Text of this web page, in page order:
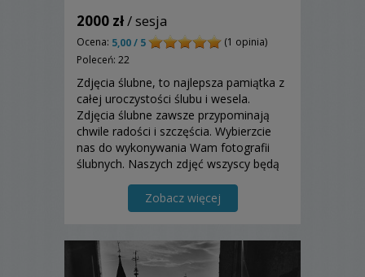
2000 zł/ sesja
Ocena: 5,00 / 5
(1 opinia)
Poleceń: 22
Zdjęcia ślubne, to najlepsza pamiątka z
całej uroczystości ślubu i wesela.
Zdjęcia ślubne zawsze przypominają
chwile radości i szczęścia. Wybierzcie
nas do wykonywania Wam fotografii
ślubnych. Naszych zdjęć wszyscy będą
Zobacz więcej